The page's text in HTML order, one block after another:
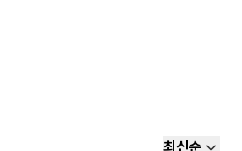
최신순